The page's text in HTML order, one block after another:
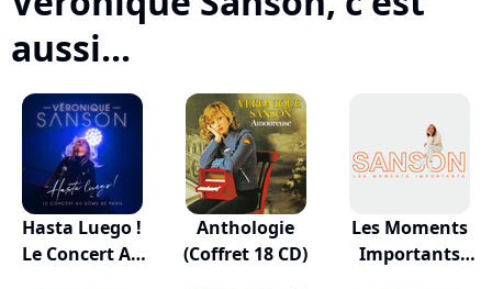
aussi...
Hasta Luego !
Le Concert Au
Anthologie
(Coffret 18 CD)
Les Moments
Importants